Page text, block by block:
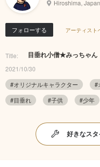
Hiroshima, Japan
フォローする アーティスト
Title: 目垂れ小僧★みっちゃん
2021/10/30
#オリジナルキャラクター
#
#目垂れ
#子供 #少年
好きなス